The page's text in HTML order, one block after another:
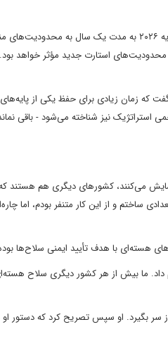
پیش از این، ولادیمیر پوتین، رئیس‌جمهور روسیه، اعلام کرده بود که روسیه آماده است تا پس از ۵ فوریه ۲۰۲۶
محدودیت‌های استارت جدید مؤثر خواهد
که زمان زیادی برای حفظ یکی از
استراتژیک نیز شناخته می‌شود - باقی
می‌کنند، کشورهای دیگری هم هستند
ساختم و از این کار متنفر بودم، اما
هسته‌ای با هدف تأیید ایمنی سلاح‌ها
ما بیش از هر کشور دیگری سلاح
بگیرد. او سپس تصریح کرد که دستور او